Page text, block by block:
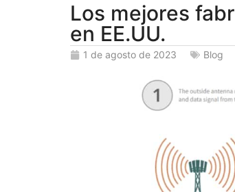
Los mejores
en EE.UU.
1 de agosto de 2023 Blog